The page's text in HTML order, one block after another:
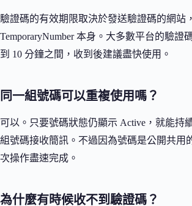
驗證碼的有效期限取決於發送驗證碼的網站
TemporaryNumber 本身。大多數平台的驗證
到 10 分鐘之間，收到後建議盡快使用。
同一組號碼可以重複使用嗎？
可以。只要號碼狀態仍顯示 Active，就能持
組號碼接收簡訊。不過因為號碼是公開共用
次操作盡速完成。
為什麼有時候收不到驗證碼？